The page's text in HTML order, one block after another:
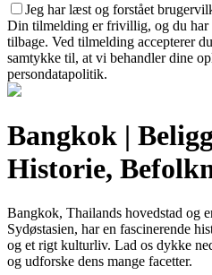
Jeg har læst og forstået
Din tilmelding er frivillig, og du
tilbage. Ved tilmelding accepterer
samtykke til, at vi behandler dine
persondatapolitik.
Bangkok |
Historie,
Bangkok, Thailands hovedstad og
Sydøstasien, har en fascinerende
og et rigt kulturliv. Lad os dykke
og udforske dens mange facetter.